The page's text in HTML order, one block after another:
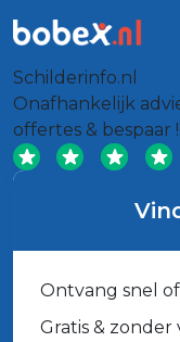
Schilderinfo.nl
Onafhankelijk
offertes & bespaar !
Ontvang snel
Gratis &